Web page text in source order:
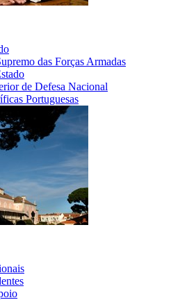
das Forças Armadas
de Defesa Nacional
Portuguesas